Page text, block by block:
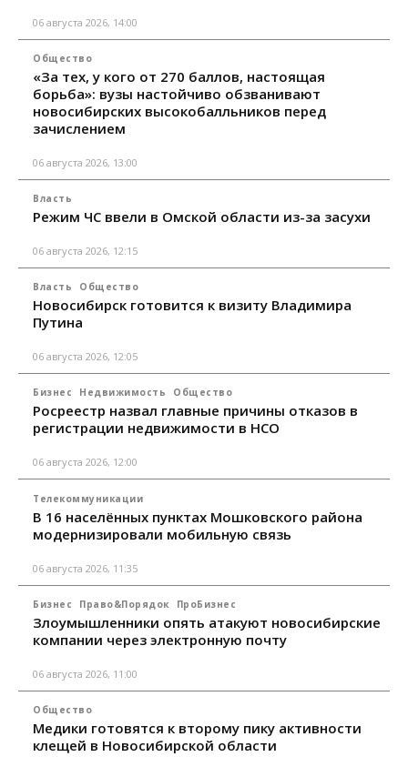
06 августа 2026, 14:00
Общество
«За тех, у кого от 270 баллов, настоящая
борьба»: вузы настойчиво обзванивают
новосибирских высокобалльников перед
зачислением
06 августа 2026, 13:00
Власть
Режим ЧС ввели в Омской области из-за засухи
06 августа 2026, 12:15
Власть Общество
Новосибирск готовится к визиту Владимира
Путина
06 августа 2026, 12:05
Бизнес Недвижимость Общество
Росреестр назвал главные причины отказов в
регистрации недвижимости в НСО
06 августа 2026, 12:00
Телекоммуникации
В 16 населённых пунктах Мошковского района
модернизировали мобильную связь
06 августа 2026, 11:35
Бизнес Право&Порядок ПроБизнес
Злоумышленники опять атакуют новосибирские
компании через электронную почту
06 августа 2026, 11:00
Общество
Медики готовятся к второму пику активности
клещей в Новосибирской области